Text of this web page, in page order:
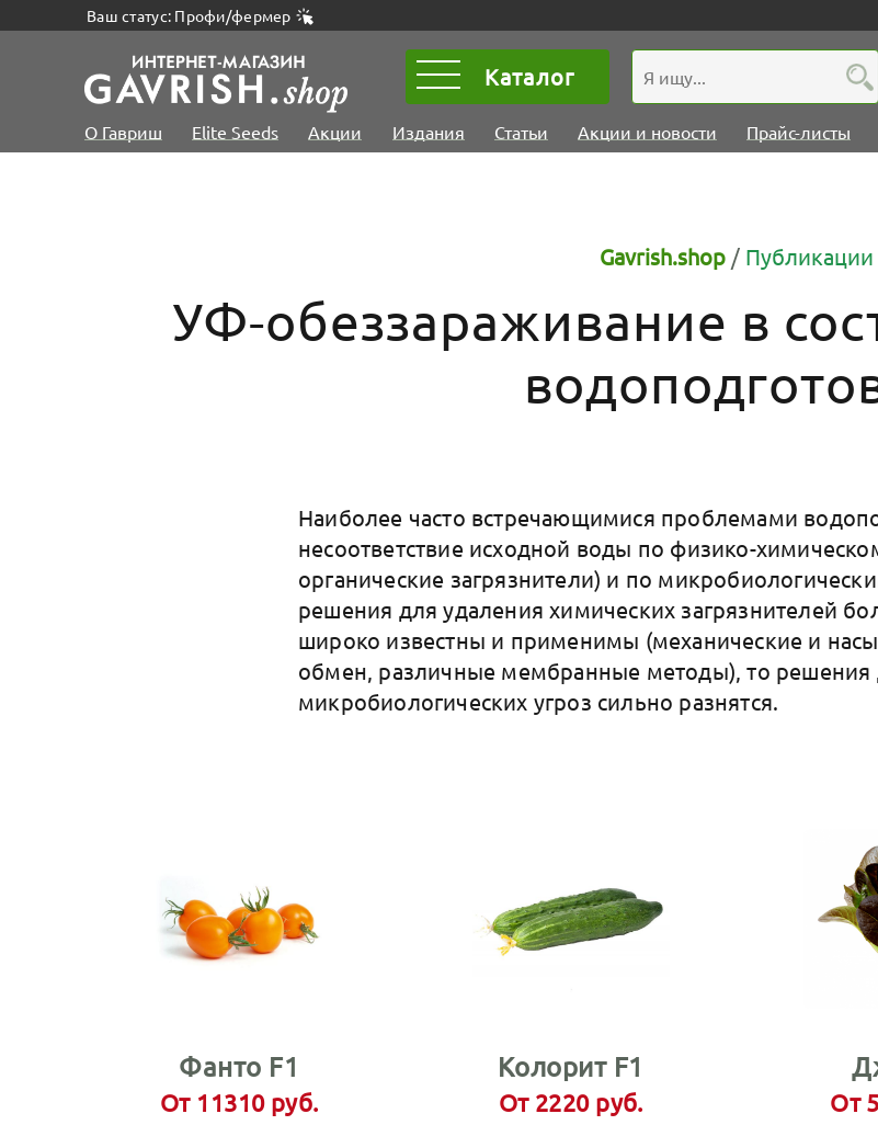
Ваш статус: Профи/фермер
Каталог
О Гавриш Elite Seeds Акции Издания Статьи Акции и новости Прайс-листы
Gavrish.shop / Публикации
УФ-обеззараживание в
Наиболее часто встречающимися проблемами
несоответствие исходной воды по физико-
органические загрязнители) и по
решения для удаления химических загрязнителей
широко известны и применимы (механические и
обмен, различные мембранные методы), то решения
микробиологических угроз сильно разнятся.
Фанто F1
От 11310 руб.
Колорит F1
От 2220 руб. От